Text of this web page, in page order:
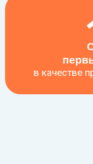
в качестве